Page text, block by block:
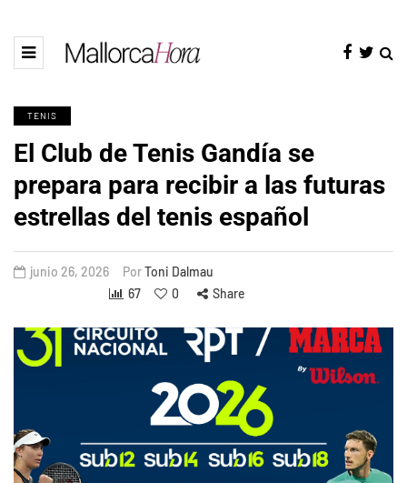
TENIS
El Club de Tenis Gandía se
prepara para recibir a las futuras
estrellas del tenis español
junio 26, 2026 PorToni Dalmau
67
0 Share